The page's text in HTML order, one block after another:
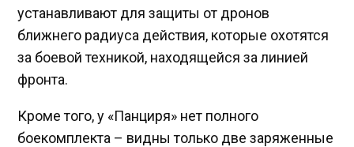
устанавливают для защиты от дронов
ближнего радиуса действия, которые охотятся
за боевой техникой, находящейся за линией
фронта.
Кроме того, у «Панциря» нет полного
боекомплекта – видны только две заряженные